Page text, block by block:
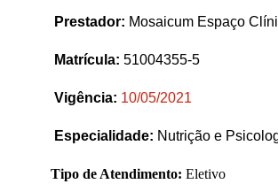
Prestador: Mosaicum Espaço
Matrícula: 51004355-5
Vigência: 10/05/2021
Especialidade: Nutrição e
Tipo de Atendimento: Eletivo